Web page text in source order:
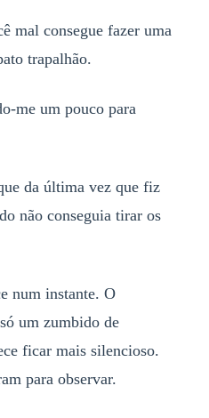
mal consegue fazer uma
trapalhão.
me um pouco para
da última vez que fiz
não conseguia tirar os
num instante. O
um zumbido de
ficar mais silencioso.
para observar.